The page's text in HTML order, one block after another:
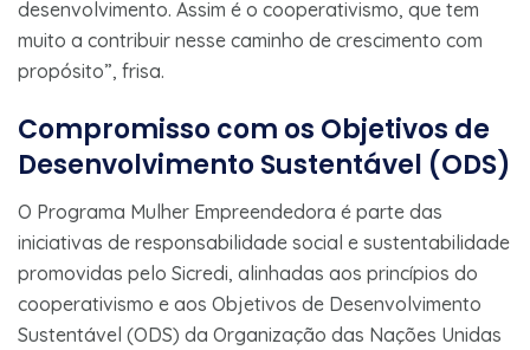
desenvolvimento. Assim é o cooperativismo, que tem
muito a contribuir nesse caminho de crescimento com
propósito”, frisa.
Compromisso com os Objetivos de
Desenvolvimento Sustentável (ODS)
O Programa Mulher Empreendedora é parte das
iniciativas de responsabilidade social e sustentabilidade
promovidas pelo Sicredi, alinhadas aos princípios do
cooperativismo e aos Objetivos de Desenvolvimento
Sustentável (ODS) da Organização das Nações Unidas